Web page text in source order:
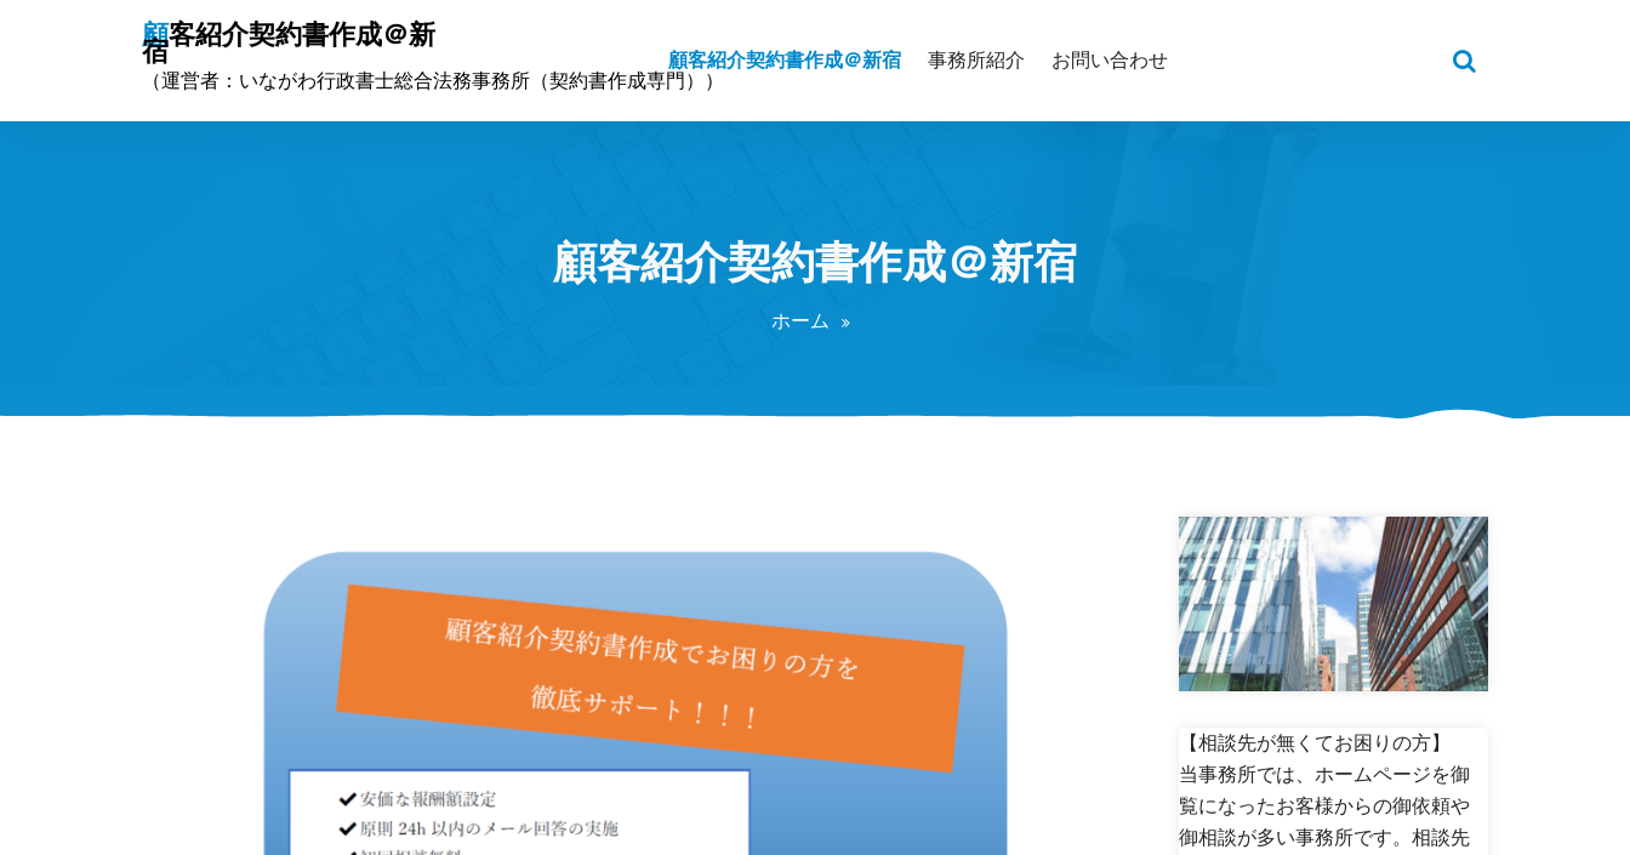
ツ
顧客紹介契約書作成＠新
宿
（運営者：いながわ行政書士総合法務事務所（契約書作成専門））
事務所紹介
お問い合わせ
顧客紹介契約書作成＠新宿
ホーム
【相談先が無くてお困りの方】
当事務所では、ホームページを御
覧になったお客様からの御依頼や
御相談が多い事務所です。相談先